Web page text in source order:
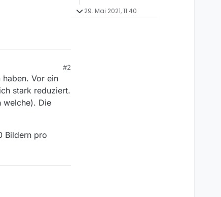
#2
haben. Vor ein
stark reduziert.
welche). Die
Bildern pro
29. Mai 2021, 11:40